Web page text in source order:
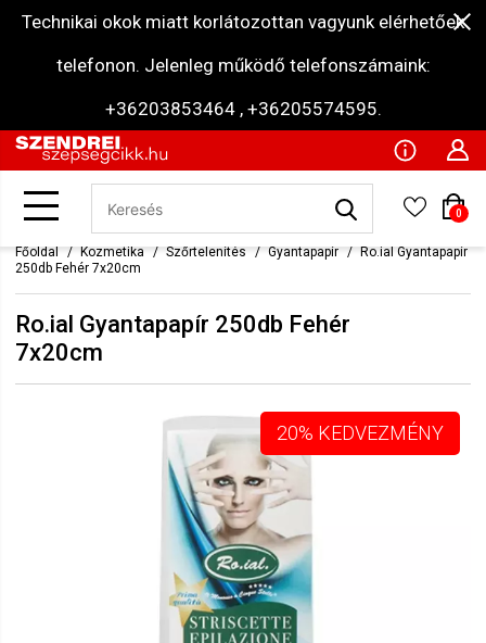
Technikai okok miatt korlátozottan vagyunk elérhetőek
telefonon. Jelenleg működő telefonszámaink:
+36203853464 , +36205574595.
0
Főoldal Kozmetika Szőrtelenítés Gyantapapír
Ro.ial Gyantapapír
250db Fehér 7x20cm
Ro.ial Gyantapapír 250db Fehér
7x20cm
20% KEDVEZMÉNY